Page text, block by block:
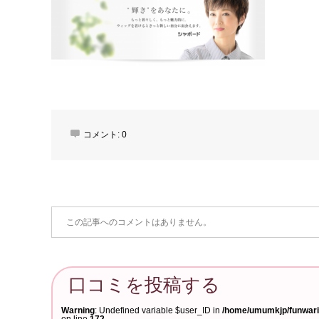
コメント: 0
この記事へのコメントはありません。
口コミを投稿する
Warning : Undefined variable $user_ID in /home/umumkjp/